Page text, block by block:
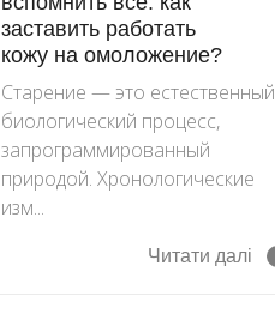
заставить работать
кожу на омоложение?
Старение — это естественный
биологический процесс,
запрограммированный
природой. Хронологические
изм...
Читати далі